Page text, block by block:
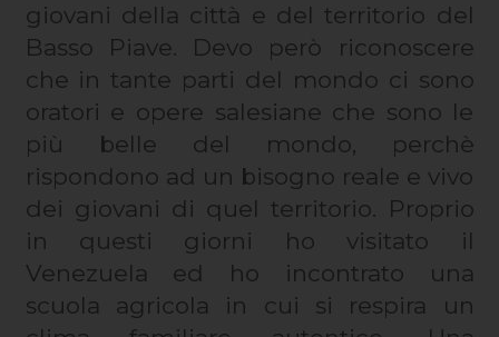
giovani della città e del territorio del
Basso Piave. Devo però riconoscere
che in tante parti del mondo ci sono
oratori e opere salesiane che sono le
più belle del mondo, perchè
rispondono ad un bisogno reale e vivo
dei giovani di quel territorio. Proprio
in questi giorni ho visitato il
Venezuela ed ho incontrato una
scuola agricola in cui si respira un